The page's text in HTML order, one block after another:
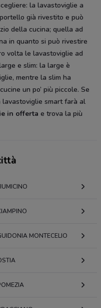
la lavastoviglie a
già rivestito e può
della cucina; quella ad
in quanto si può rivestire
volta le lavastoviglie ad
e slim: la large è
mentre la slim ha
un po’ più piccole. Se
lavastoviglie smart farà al
in offerta e trova la più
MONTECELIO